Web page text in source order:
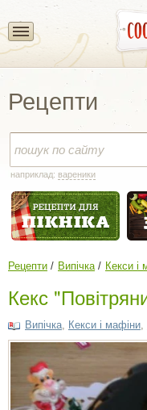
Рецепти
наприклад: вареники
Рецепти Випічка Кекси і
Кекс
Випічка Кекси і мафіни